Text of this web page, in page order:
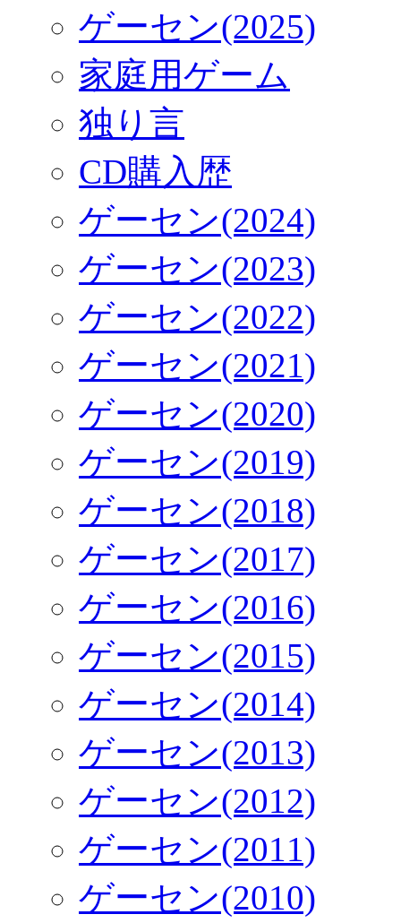
ゲーセン(2025)
家庭用ゲーム
独り言
CD購入歴
ゲーセン(2024)
ゲーセン(2023)
ゲーセン(2022)
ゲーセン(2021)
ゲーセン(2020)
ゲーセン(2019)
ゲーセン(2018)
ゲーセン(2017)
ゲーセン(2016)
ゲーセン(2015)
ゲーセン(2014)
ゲーセン(2013)
ゲーセン(2012)
ゲーセン(2011)
ゲーセン(2010)